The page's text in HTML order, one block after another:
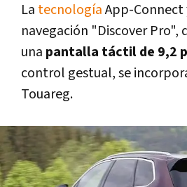
La tecnologí­aApp-Connect
navegación "Discover Pro",
una pantalla táctil de 9,2
control gestual, se
Touareg.